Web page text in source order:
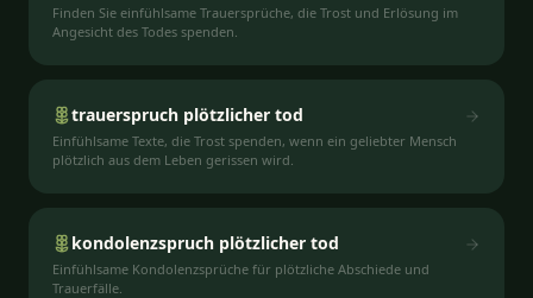
Finden Sie einfühlsame Trauersprüche, die Trost und Erlösung im
Angesicht des Todes spenden.
trauerspruch plötzlicher tod
Einfühlsame Texte, die Trost spenden, wenn ein geliebter Mensch
plötzlich aus dem Leben gerissen wird.
kondolenzspruch plötzlicher tod
Einfühlsame Kondolenzsprüche für plötzliche Abschiede und
Trauerfälle.